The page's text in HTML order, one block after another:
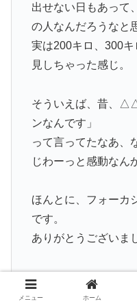
出せない日もあって
の人なんだろうなと
実は200キロ、300
見しちゃった感じ。
そういえば、昔、
ンなんです」
って言ってたなあ、
じわーっと感動なん
ほんとに、フォーカ
です。
ありがとうございま
（A. Mさま 女性）
メニュー ホーム